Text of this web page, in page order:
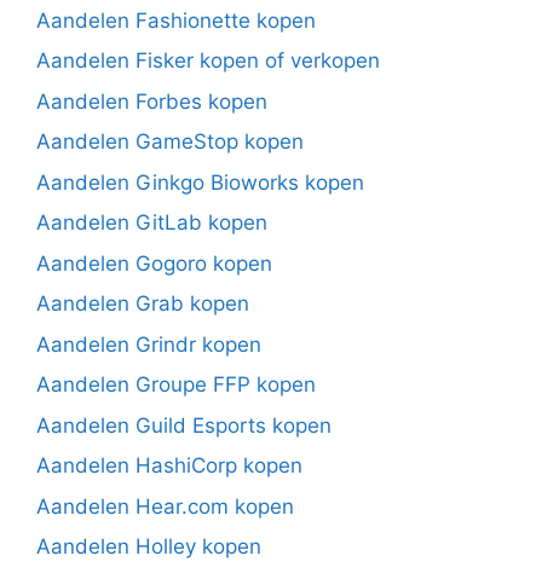
Aandelen Fashionette kopen
Aandelen Fisker kopen of verkopen
Aandelen Forbes kopen
Aandelen GameStop kopen
Aandelen Ginkgo Bioworks kopen
Aandelen GitLab kopen
Aandelen Gogoro kopen
Aandelen Grab kopen
Aandelen Grindr kopen
Aandelen Groupe FFP kopen
Aandelen Guild Esports kopen
Aandelen HashiCorp kopen
Aandelen Hear.com kopen
Aandelen Holley kopen